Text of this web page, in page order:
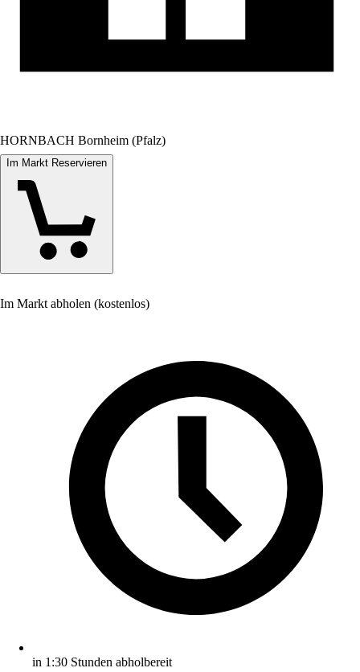
HORNBACH Bornheim (Pfalz)
Im Markt Reservieren
Im Markt abholen (kostenlos)
in 1:30 Stunden abholbereit